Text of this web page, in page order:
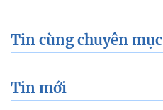
Tin cùng chuyên mục
Tin mới